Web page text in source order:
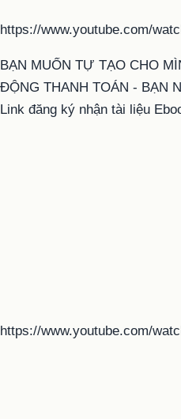
https://www.youtube.com/
BẠN MUỐN TỰ TẠO CHO
ĐỘNG THANH TOÁN - BẠN
Link đăng ký nhận tài liệu
https://www.youtube.com/